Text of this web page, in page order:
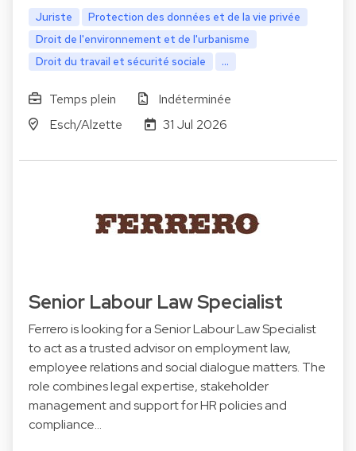
Juriste
Protection des données et de la vie privée
Droit de l'environnement et de l'urbanisme
Droit du travail et sécurité sociale
...
Temps plein
Indéterminée
Esch/Alzette
31 Jul 2026
Senior Labour Law Specialist
Ferrero is looking for a Senior Labour Law Specialist
to act as a trusted advisor on employment law,
employee relations and social dialogue matters. The
role combines legal expertise, stakeholder
management and support for HR policies and
compliance…